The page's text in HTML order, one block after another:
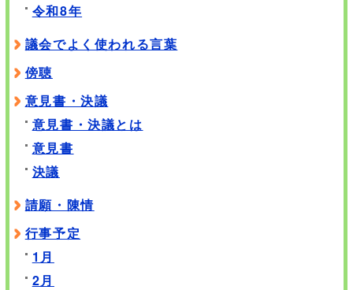
令和8年
議会でよく使われる言葉
傍聴
意見書・決議
意見書・決議とは
意見書
決議
請願・陳情
行事予定
1月
2月